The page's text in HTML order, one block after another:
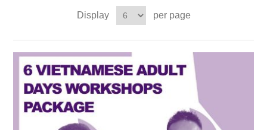
Display per page